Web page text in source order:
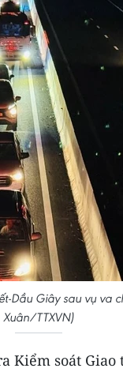
Dầu Giây sau vụ va
Xuân/TTXVN)
Kiểm soát Giao